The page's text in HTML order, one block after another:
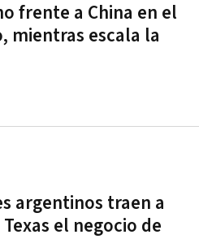
frente a China en el
mientras escala la
argentinos traen a
el negocio de